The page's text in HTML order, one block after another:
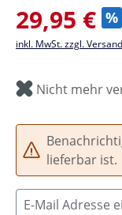
Verkaufspreis:
29,95 € %
inkl. MwSt. zzgl.
Nicht mehr
lieferbar ist.